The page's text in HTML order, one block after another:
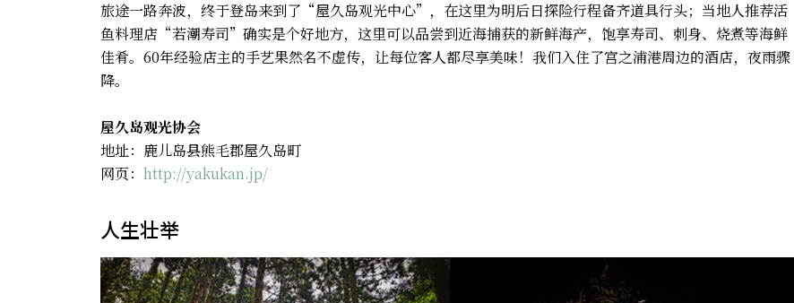
旅途一路奔波，终于登岛来到了“屋久岛观光中心”，在这里为明后日探险行程备齐道具行头；当地人推荐活
鱼料理店“若潮寿司”确实是个好地方，这里可以品尝到近海捕获的新鲜海产，饱享寿司、刺身、烧煮等海鲜
佳肴。60年经验店主的手艺果然名不虚传，让每位客人都尽享美味！我们入住了宫之浦港周边的酒店，夜雨骤
降。
屋久岛观光协会
地址：鹿儿岛县熊毛郡屋久岛町
网页： http://yakukan.jp/
人生壮举